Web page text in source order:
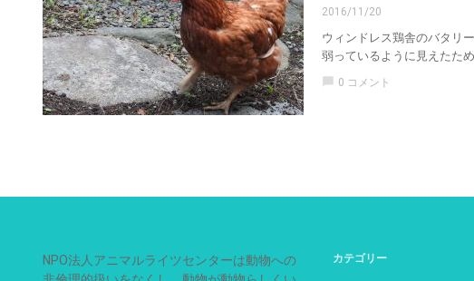
2016/11/20
ウィンドレス鶏舎のバタリ
弱っているように見えたた
chat_bubble 0 コメント
NPO法人アニマルライツセンターは動物への
カテゴリー